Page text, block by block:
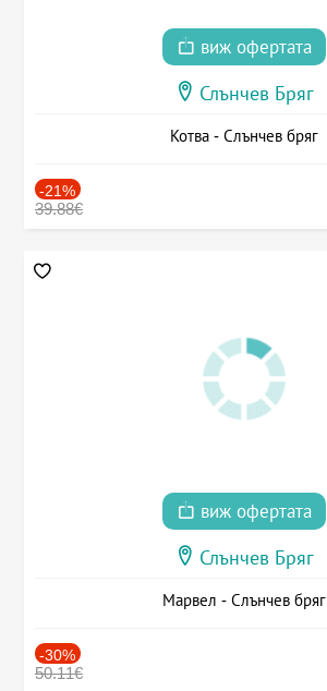
виж офертата
Слънчев Бряг
Котва - Слънчев бряг
-21%
39.88€
виж офертата
Слънчев Бряг
Марвел - Слънчев бряг
-30%
50.11€